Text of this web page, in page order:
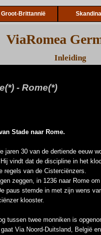
Groot-Brittannië
ViaRomea
Inleiding
- Rome(*)
Stade naar Rome.
jaren 30 van de dertiende eeuw
vindt dat de discipline in het
regels van de Cisterciënzers.
zeggen, in 1236 naar Rome
paus stemde in met zijn wens
klooster.
tussen twee monniken is
Via Noord-Duitsland, België